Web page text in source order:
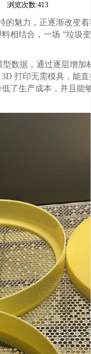
浏览次数:413
的魅力，正逐渐改变着
相结合，一场 “垃圾变
数据，通过逐层增加
打印无需模具，能直
了生产成本，并且能